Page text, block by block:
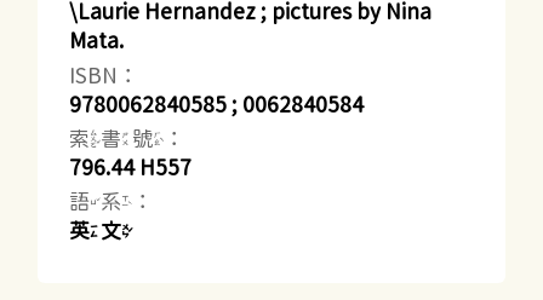
\Laurie Hernandez ; pictures by Nina
Mata.
ISBN：
9780062840585 ; 0062840584
索書號：
796.44 H557
語系：
英文